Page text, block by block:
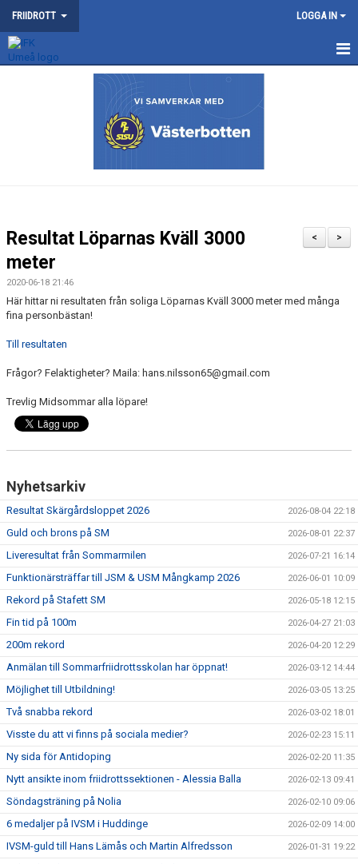
FRIIDROTT LOGGA IN
TÄVLING
FÖRENINGEN
KLÄDKOLLEKTION
STATISTIK
LÄNKAR
FAQ
>
<
Resultat Löparnas Kväll 3000
meter
2020-06-18 21:46
Här hittar ni resultaten från soliga Löparnas Kväll 3000 meter med många
fina personbästan!
Till resultaten
Frågor? Felaktigheter? Maila: hans.nilsson65@gmail.com
Trevlig Midsommar alla löpare!
Nyhetsarkiv
Resultat Skärgårdsloppet 2026 2026-08-04 22:18
Guld och brons på SM 2026-08-01 22:37
Liveresultat från Sommarmilen 2026-07-21 16:14
Funktionärsträffar till JSM & USM Mångkamp 2026 2026-06-01 10:09
Rekord på Stafett SM 2026-05-18 12:15
Fin tid på 100m 2026-04-27 21:03
200m rekord 2026-04-20 12:29
Anmälan till Sommarfriidrottsskolan har öppnat! 2026-03-12 14:44
Möjlighet till Utbildning! 2026-03-05 13:25
Två snabba rekord 2026-03-02 18:01
Visste du att vi finns på sociala medier? 2026-02-23 15:11
Ny sida för Antidoping 2026-02-20 11:35
Nytt ansikte inom friidrottssektionen - Alessia Balla 2026-02-13 09:41
Söndagsträning på Nolia 2026-02-10 09:06
6 medaljer på IVSM i Huddinge 2026-02-09 14:00
IVSM-guld till Hans Lämås och Martin Alfredsson 2026-01-31 19:22